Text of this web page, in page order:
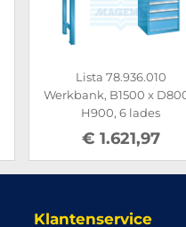
Lista 78.936.010
Werkbank, B1500 x
H900, 6 lades
€ 1.621,97
Klantenservice